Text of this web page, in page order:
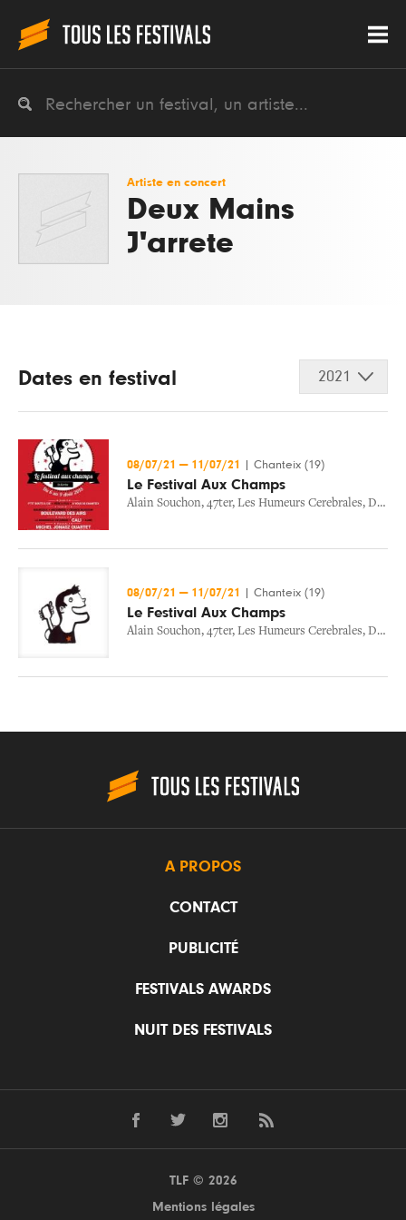
Artiste en concert
Deux Mains
J'arrete
Dates en festival 2021
08/07/21 — 11/07/21 Chanteix (19)
Le Festival Aux Champs
Alain Souchon, 47ter, Les Humeurs Cerebrales, Dionysos
08/07/21 — 11/07/21 Chanteix (19)
Le Festival Aux Champs
Alain Souchon, 47ter, Les Humeurs Cerebrales, Dionysos
A PROPOS
CONTACT
PUBLICITÉ
FESTIVALS AWARDS
NUIT DES FESTIVALS
TLF © 2026
Mentions légales